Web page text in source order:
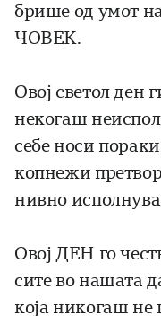
брише од умот
ЧОВЕК.
Овој светол ден
некогаш
себе носи
копнежи
нивно
Овој ДЕН го
сите во
која никогаш